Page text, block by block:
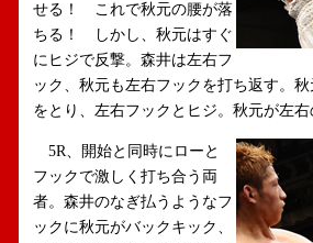
せる！ これで秋元の腰が落
ちる！ しかし、秋元はすぐ
にヒジで反撃。森井は左右フ
ック、秋元も左右フックを打ち返す。
をとり、左右フックとヒジ。秋元が左
5R、開始と同時にローと
フックで激しく打ち合う両
者。森井のなぎ払うようなフ
ックに秋元がバックキック、